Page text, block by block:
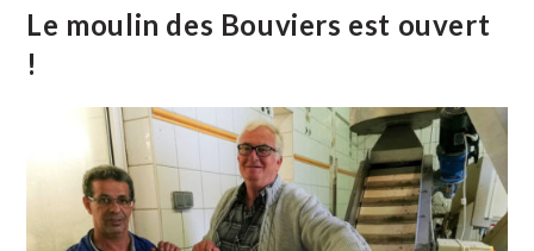
Fête
À
Le moulin des Bouviers est ouvert
!